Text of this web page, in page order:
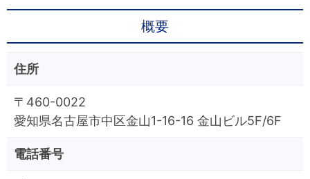
概要
住所
〒460-0022
愛知県名古屋市中区金山1-16-16 金山ビル5F/6F
電話番号